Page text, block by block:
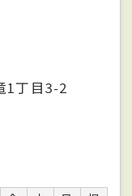
1丁目3-2